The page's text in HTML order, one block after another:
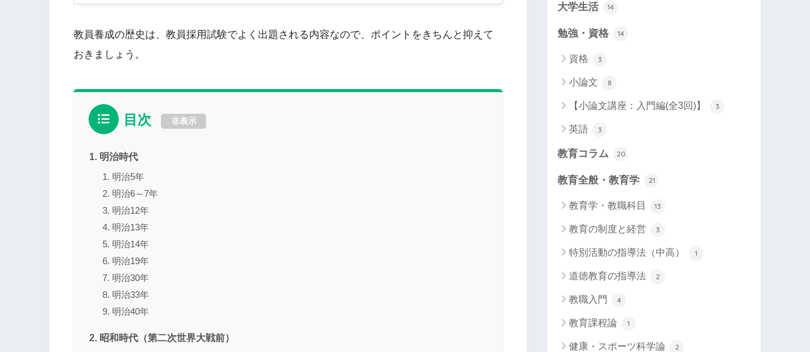
教員養成の歴史は、教員採用試験でよく出題される内容なので、ポイントをきちんと抑えて
おきましょう。
目次 非表示
明治時代
明治5年
明治6～7年
明治12年
明治13年
明治14年
明治19年
明治30年
明治33年
明治40年
昭和時代（第二次世界大戦前）
大学生活 14
勉強・資格 14
資格 3
小論文 8
【小論文講座：入門編(全3回)】 3
英語 3
教育コラム 20
教育全般・教育学 21
教育学・教職科目 13
教育の制度と経営 3
特別活動の指導法（中高） 1
道徳教育の指導法 2
教職入門 4
教育課程論 1
健康・スポーツ科学論 2